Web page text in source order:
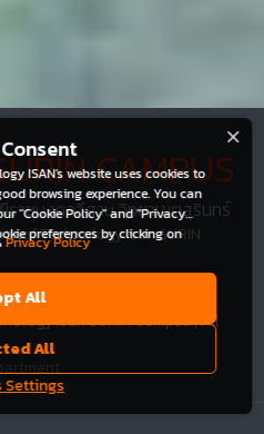
uses cookies to
"Cookie Policy" and "Privacy
Privacy Policy
All
All
Settings
CAMPUS
ราชมงคลอีสาน วิทยาเขตสุรินทร์
of Technology Isan SURIN
Isan SURIN Campus., All